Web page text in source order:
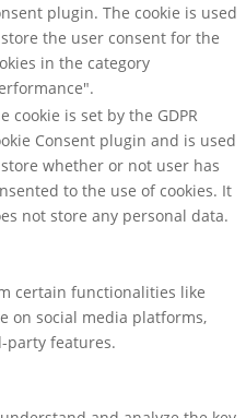
plugin. The cookie is used
the user consent for the
in the category
cookie is set by the GDPR
Consent plugin and is used
whether or not user has
to the use of cookies. It
not store any personal data.
certain functionalities like
on social media platforms,
party features.